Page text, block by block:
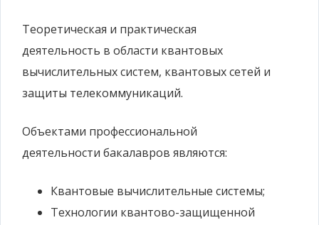
Теоретическая и практическая
деятельность в области квантовых
вычислительных систем, квантовых сетей и
защиты телекоммуникаций.
Объектами профессиональной
деятельности бакалавров являются:
Квантовые вычислительные системы;
Технологии квантово-защищенной